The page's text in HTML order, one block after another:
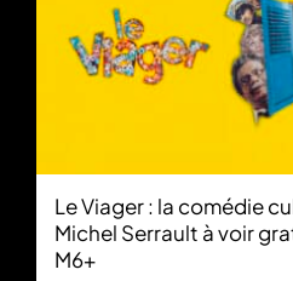
Le Viager : la comédie
Michel Serrault à voir
M6+